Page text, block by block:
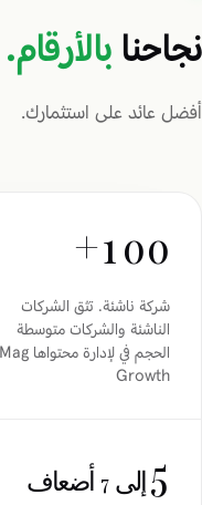
نجاحنا بالأرقام.
أفضل عائد على استثمارك.
100+
شركة ناشئة. تثق الشركات
الناشئة والشركات متوسطة
الحجم في لإدارة محتواها Mag
Growth
5إلى 7 أضعاف